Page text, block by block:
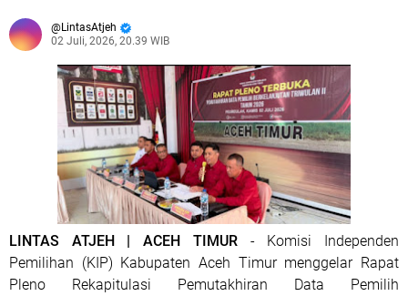
LintasAtjeh
02 Juli, 2026, 20.39 WIB
LINTAS ATJEH | ACEH TIMUR- Komisi Independen
Pemilihan (KIP) Kabupaten Aceh Timur menggelar Rapat
Pleno Rekapitulasi Pemutakhiran Data Pemilih